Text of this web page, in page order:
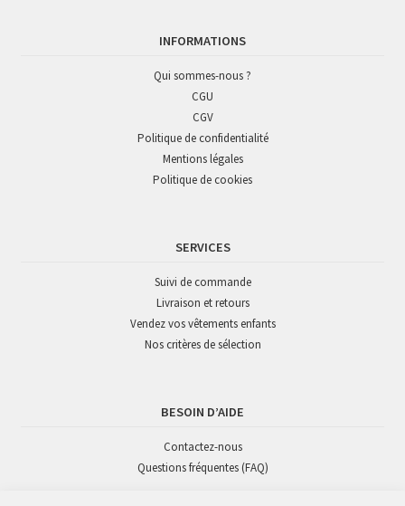
INFORMATIONS
Qui sommes-nous ?
CGU
CGV
Politique de confidentialité
Mentions légales
Politique de cookies
SERVICES
Suivi de commande
Livraison et retours
Vendez vos vêtements enfants
Nos critères de sélection
BESOIN D’AIDE
Contactez-nous
Questions fréquentes (FAQ)